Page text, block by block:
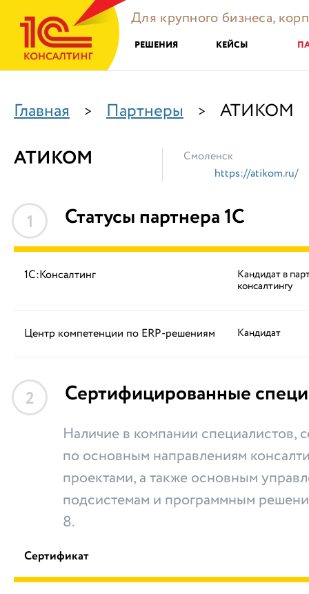
Для крупного бизнеса,
РЕШЕНИЯ КЕЙСЫ
Главная > Партнеры > АТИКОМ
АТИКОМ
Смоленск
https://atikom.ru/
1 Статусы партнера 1С
1С:Консалтинг Кандидат в
консалтингу
Центр компетенции по ERP-решениям Кандидат
2 Сертифицированные
Наличие в компании специалистов,
по основным направлениям
проектами, а также основным
подсистемам и программным
8.
Сертификат